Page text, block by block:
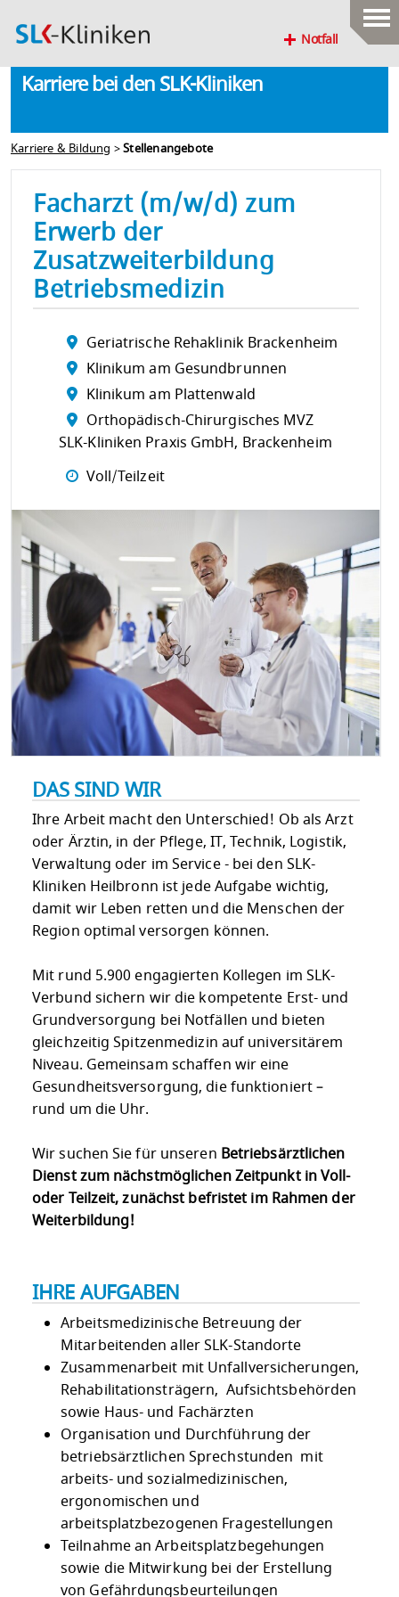
Notfall
Karriere bei den SLK-Kliniken
Karriere & Bildung >Stellenangebote
Facharzt (m/w/d) zum
Erwerb der
Zusatzweiterbildung
Betriebsmedizin
Geriatrische Rehaklinik Brackenheim
Klinikum am Gesundbrunnen
Klinikum am Plattenwald
Orthopädisch-Chirurgisches MVZ
SLK-Kliniken Praxis GmbH, Brackenheim
Voll/Teilzeit
DAS SIND WIR
Ihre Arbeit macht den Unterschied! Ob als Arzt
oder Ärztin, in der Pflege, IT, Technik, Logistik,
Verwaltung oder im Service - bei den SLK-
Kliniken Heilbronn ist jede Aufgabe wichtig,
damit wir Leben retten und die Menschen der
Region optimal versorgen können.
Mit rund 5.900 engagierten Kollegen im SLK-
Verbund sichern wir die kompetente Erst- und
Grundversorgung bei Notfällen und bieten
gleichzeitig Spitzenmedizin auf universitärem
Niveau. Gemeinsam schaffen wir eine
Gesundheitsversorgung, die funktioniert –
rund um die Uhr.
Wir suchen Sie für unseren Betriebsärztlichen
Dienst zum nächstmöglichen Zeitpunkt in Voll-
oder Teilzeit, zunächst befristet im Rahmen der
Weiterbildung!
IHRE AUFGABEN
Arbeitsmedizinische Betreuung der
Mitarbeitenden aller SLK-Standorte
Zusammenarbeit mit Unfallversicherungen,
Rehabilitationsträgern, Aufsichtsbehörden
sowie Haus- und Fachärzten
Organisation und Durchführung der
betriebsärztlichen Sprechstunden mit
arbeits- und sozialmedizinischen,
ergonomischen und
arbeitsplatzbezogenen Fragestellungen
Teilnahme an Arbeitsplatzbegehungen
sowie die Mitwirkung bei der Erstellung
von Gefährdungsbeurteilungen